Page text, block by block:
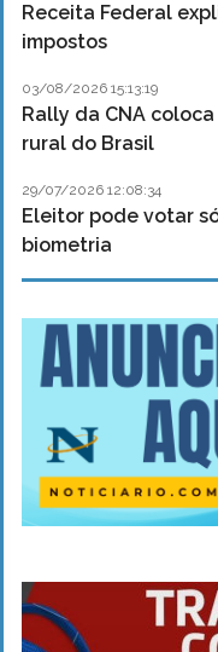
Receita Federal
impostos
03/08/2026 15:13:19
Rally da CNA
rural do Brasil
29/07/2026 12:08:34
Eleitor pode votar
biometria